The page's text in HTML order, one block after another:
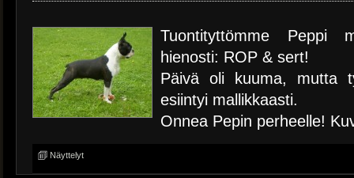
Tuontityttömme Peppi
hienosti: ROP & sert!
Päivä oli kuuma, mutta
esiintyi mallikkaasti.
Onnea Pepin perheelle!
Näyttelyt